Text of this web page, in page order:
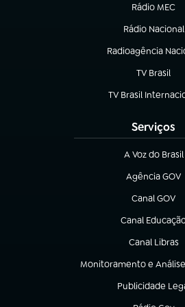
Rádio MEC
(abre em
Rádio Nacional
Radioagência
(abre em nova
TV Brasil
(abre em
TV Brasil
(abre em nova
Serviços
A Voz do Brasil
(abre em nova
Agência GOV
(abre em nova
Canal GOV
(abre em
Canal
(abre em nova
Canal Libras
(abre em
Monitoramento e
(abre em nova aba)
Publicidade
(abre em nova